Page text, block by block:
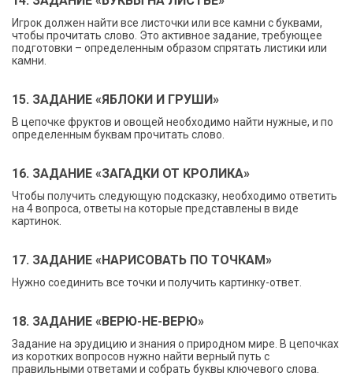
Игрок должен найти все листочки или все камни с буквами,
чтобы прочитать слово. Это активное задание, требующее
подготовки – определенным образом спрятать листики или
камни.
15. ЗАДАНИЕ «ЯБЛОКИ И ГРУШИ»
В цепочке фруктов и овощей необходимо найти нужные, и по
определенным буквам прочитать слово.
16. ЗАДАНИЕ «ЗАГАДКИ ОТ КРОЛИКА»
Чтобы получить следующую подсказку, необходимо ответить
на 4 вопроса, ответы на которые представлены в виде
картинок.
17. ЗАДАНИЕ «НАРИСОВАТЬ ПО ТОЧКАМ»
Нужно соединить все точки и получить картинку-ответ.
18. ЗАДАНИЕ «ВЕРЮ-НЕ-ВЕРЮ»
Задание на эрудицию и знания о природном мире. В цепочках
из коротких вопросов нужно найти верный путь с
правильными ответами и собрать буквы ключевого слова.